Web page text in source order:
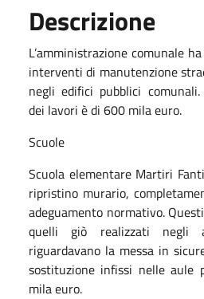
Descrizione
L’amministrazione comunale
interventi di manutenzione
negli edifici pubblici comunali.
dei lavori è di 600 mila euro.
Scuole
Scuola elementare Martiri
ripristino murario,
adeguamento normativo.
quelli giò realizzati negli
riguardavano la messa in
sostituzione infissi nelle
mila euro.